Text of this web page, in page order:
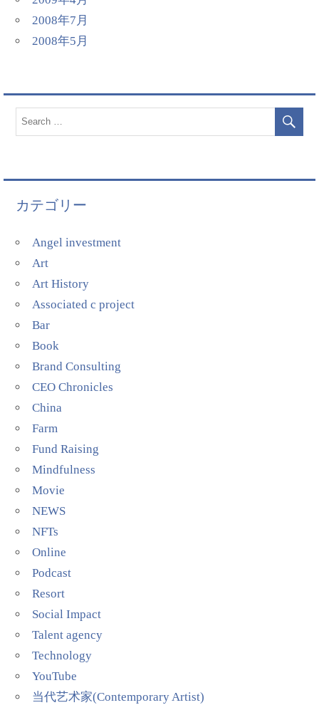
2008年7月
2008年5月
カテゴリー
Angel investment
Art
Art History
Associated c project
Bar
Book
Brand Consulting
CEO Chronicles
China
Farm
Fund Raising
Mindfulness
Movie
NEWS
NFTs
Online
Podcast
Resort
Social Impact
Talent agency
Technology
YouTube
当代艺术家(Contemporary Artist)